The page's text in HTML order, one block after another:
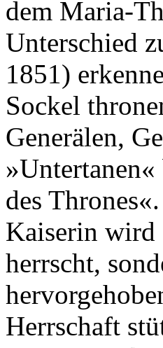
dem Maria-
Unterschied
1851)
Sockel
Generälen,
des
Kaiserin wird
herrscht,
Herrschaft